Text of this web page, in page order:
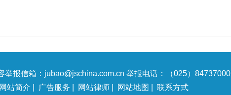
举报信箱：jubao@jschina.com.cn 举报电话：（025）84737000
网站简介
广告服务 网站律师 网站地图 联系方式